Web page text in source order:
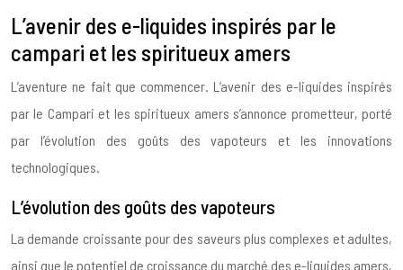
L’avenir des e-liquides inspirés par le
campari et les spiritueux amers
L’aventure ne fait que commencer. L’avenir des e-liquides inspirés
par le Campari et les spiritueux amers s’annonce prometteur, porté
par l’évolution des goûts des vapoteurs et les innovations
technologiques.
L’évolution des goûts des vapoteurs
La demande croissante pour des saveurs plus complexes et adultes,
ainsi que le potentiel de croissance du marché des e-liquides amers,